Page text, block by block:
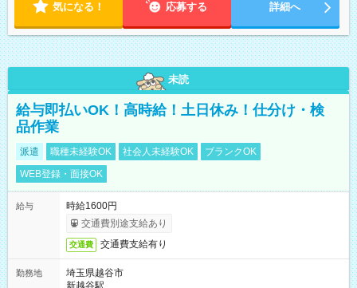
気になる！ 応募する 詳細へ
未読
給与即払いOK！高時給！土日休み！仕分け・検
品作業
派遣 職種未経験OK 社会人未経験OK
ブランクOK
WEB登録・面接OK
給与
時給1600円
交通費別途支給あり
交通費 交通費支給有り
勤務地
埼玉県越谷市
新越谷駅